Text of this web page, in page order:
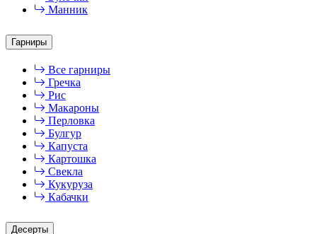
Манник
Гарниры
Все гарниры
Гречка
Рис
Макароны
Перловка
Булгур
Капуста
Картошка
Свекла
Кукуруза
Кабачки
Десерты